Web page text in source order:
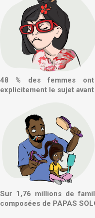
48 % des femmes ont
explicitement le sujet
Sur 1,76 millions de
composées de PAPAS